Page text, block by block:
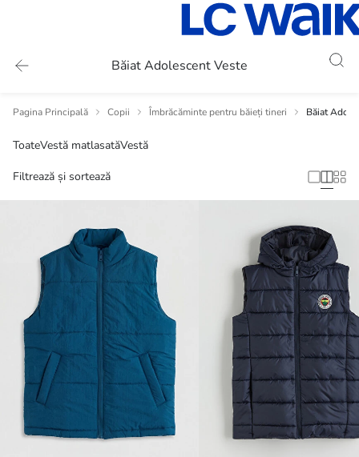
Băiat Adolescent Veste
Pagina Principală Copii Îmbrăcăminte pentru băieți tineri Băiat
ToateVestă matlasatăVestă
Filtrează și sortează